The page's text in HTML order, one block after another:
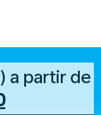
a partir de